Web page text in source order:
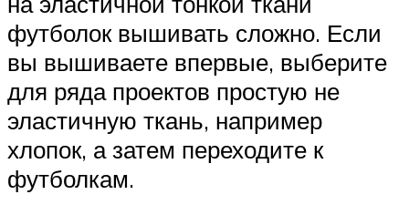
футболок вышивать сложно. Если
вы вышиваете впервые, выберите
для ряда проектов простую не
эластичную ткань, например
хлопок, а затем переходите к
футболкам.